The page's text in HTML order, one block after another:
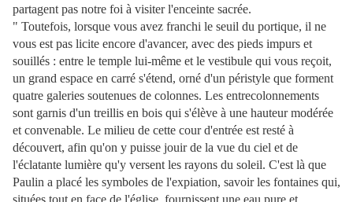
partagent pas notre foi à visiter l'enceinte sacrée.
" Toutefois, lorsque vous avez franchi le seuil du portique, il ne
vous est pas licite encore d'avancer, avec des pieds impurs et
souillés : entre le temple lui-même et le vestibule qui vous reçoit,
un grand espace en carré s'étend, orné d'un péristyle que forment
quatre galeries soutenues de colonnes. Les entrecolonnements
sont garnis d'un treillis en bois qui s'élève à une hauteur modérée
et convenable. Le milieu de cette cour d'entrée est resté à
découvert, afin qu'on y puisse jouir de la vue du ciel et de
l'éclatante lumière qu'y versent les rayons du soleil. C'est là que
Paulin a placé les symboles de l'expiation, savoir les fontaines qui,